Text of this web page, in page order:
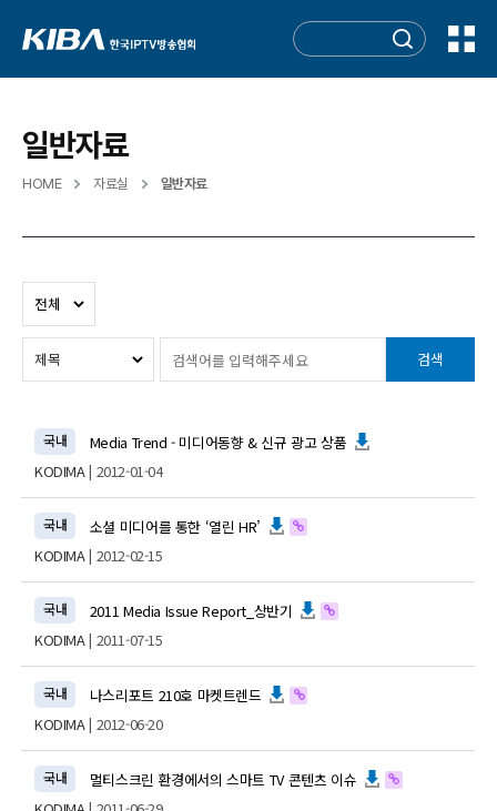
일반자료
HOME 자료실 일반자료
검색
국내
Media Trend - 미디어동향 & 신규 광고 상품
KODIMA| 2012-01-04
국내
소셜 미디어를 통한 ‘열린 HR’
KODIMA| 2012-02-15
국내
2011 Media Issue Report_상반기
KODIMA| 2011-07-15
국내
나스리포트 210호 마켓트렌드
KODIMA| 2012-06-20
국내
멀티스크린 환경에서의 스마트 TV 콘텐츠 이슈